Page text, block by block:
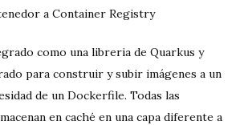
a Container Registry
como una libreria de Quarkus y
para construir y subir imágenes a un
de un Dockerfile. Todas las
en caché en una capa diferente a